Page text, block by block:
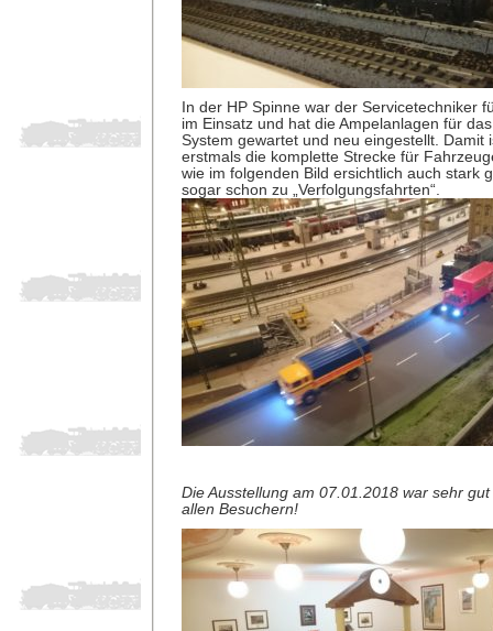
In der HP Spinne war der Servicetechniker
im Einsatz und hat die Ampelanlagen für
System gewartet und neu eingestellt. Damit
erstmals die komplette Strecke für
wie im folgenden Bild ersichtlich auch stark
sogar schon zu „Verfolgungsfahrten“.
Die Ausstellung am 07.01.2018 war sehr
allen Besuchern!